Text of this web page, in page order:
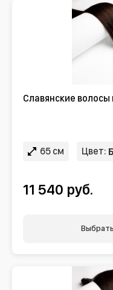
Славянские
65 см Цвет:
11 540 руб.